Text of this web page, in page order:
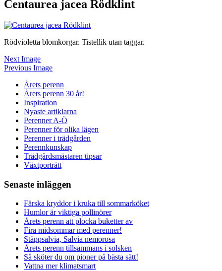
Centaurea jacea Rödklint
Rödvioletta blomkorgar. Tistellik utan taggar.
Next Image
Previous Image
Årets perenn
Årets perenn 30 år!
Inspiration
Nyaste artiklarna
Perenner A-Ö
Perenner för olika lägen
Perenner i trädgården
Perennkunskap
Trädgårdsmästaren tipsar
Växtporträtt
Senaste inläggen
Färska kryddor i kruka till sommarköket
Humlor är viktiga pollinörer
Årets perenn att plocka buketter av
Fira midsommar med perenner!
Stäppsalvia, Salvia nemorosa
Årets perenn tillsammans i solsken
Så sköter du om pioner på bästa sätt!
Vattna mer klimatsmart